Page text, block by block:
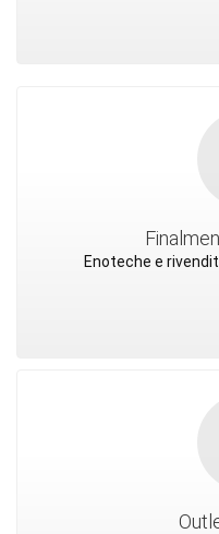
Enoteche e